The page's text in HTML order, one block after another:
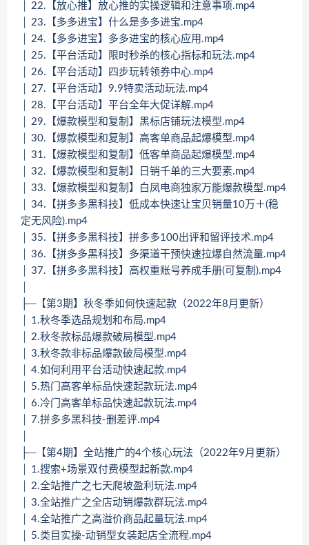
│ 22.【放心推】放心推的实操逻辑和注意事项.mp4
│ 23.【多多进宝】什么是多多进宝.mp4
│ 24.【多多进宝】多多进宝的核心应用.mp4
│ 25.【平台活动】限时秒杀的核心指标和玩法.mp4
│ 26.【平台活动】四步玩转领券中心.mp4
│ 27.【平台活动】9.9特卖活动玩法.mp4
│ 28.【平台活动】平台全年大促详解.mp4
│ 29.【爆款模型和复制】黑标店铺玩法模型.mp4
│ 30.【爆款模型和复制】高客单商品起爆模型.mp4
│ 31.【爆款模型和复制】低客单商品起爆模型.mp4
│ 32.【爆款模型和复制】日销千单的三大要素.mp4
│ 33.【爆款模型和复制】白凤电商独家万能爆款模型.mp4
│ 34.【拼多多黑科技】低成本快速让宝贝销量10万＋(稳
定无风险).mp4
│ 35.【拼多多黑科技】拼多多100出评和留评技术.mp4
│ 36.【拼多多黑科技】多渠道干预快速拉爆自然流量.mp4
│ 37.【拼多多黑科技】高权重账号养成手册(可复制).mp4
├─【第3期】秋冬季如何快速起款（2022年8月更新）
│ 1.秋冬季选品规划和布局.mp4
│ 2.秋冬款标品爆款破局模型.mp4
│ 3.秋冬款非标品爆款破局模型.mp4
│ 4.如何利用平台活动快速起款.mp4
│ 5.热门高客单标品快速起款玩法.mp4
│ 6.冷门高客单标品快速起款玩法.mp4
│ 7.拼多多黑科技-删差评.mp4
├─【第4期】全站推广的4个核心玩法（2022年9月更新）
│ 1.搜索+场景双付费模型起新款.mp4
│ 2.全站推广之七天爬坡盈利玩法.mp4
│ 3.全站推广之全店动销爆款群玩法.mp4
│ 4.全站推广之高溢价商品起量玩法.mp4
│ 5.类目实操-动销型女装起店全流程.mp4